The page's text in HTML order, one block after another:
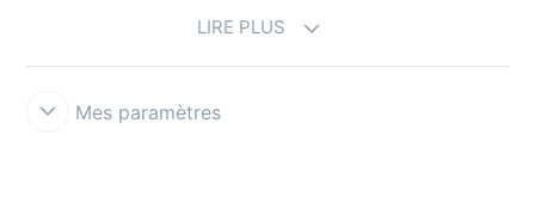
LIRE PLUS
Mes paramètres